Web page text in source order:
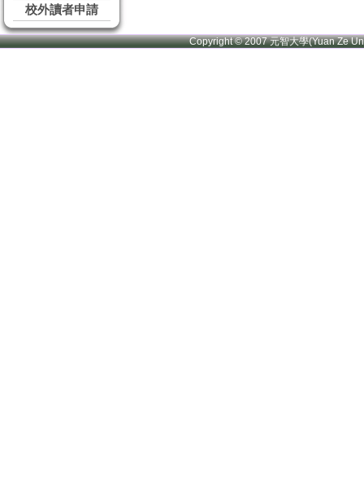
校外讀者申請
Copyright © 2007 元智大學(Yuan Ze